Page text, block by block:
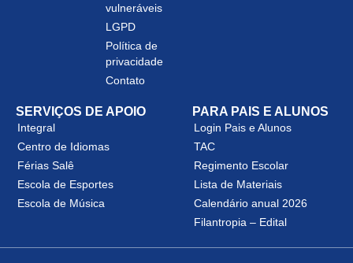
vulneráveis
LGPD
Política de
privacidade
Contato
SERVIÇOS DE APOIO
Integral
Centro de Idiomas
Férias Salê
Escola de Esportes
Escola de Música
PARA PAIS E ALUNOS
Login Pais e Alunos
TAC
Regimento Escolar
Lista de Materiais
Calendário anual 2026
Filantropia – Edital